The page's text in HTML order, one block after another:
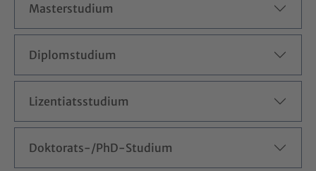
Masterstudium
Diplomstudium
Lizentiatsstudium
Doktorats-/PhD-Studium